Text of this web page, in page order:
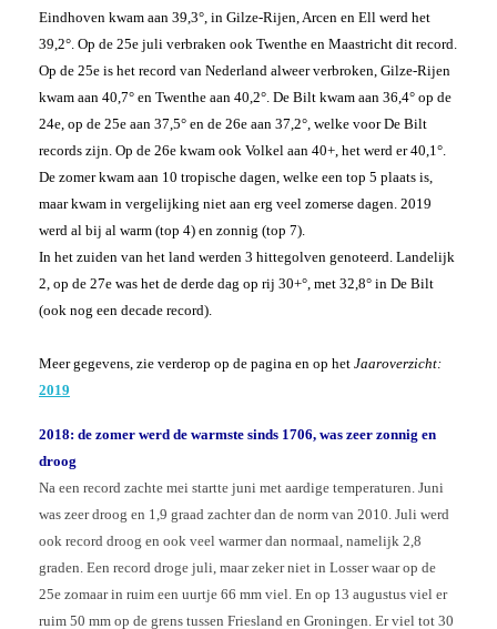
Eindhoven kwam aan 39,3°, in Gilze-Rijen, Arcen en Ell werd het
39,2°. Op de 25e juli verbraken ook Twenthe en Maastricht dit record.
Op de 25e is het record van Nederland alweer verbroken, Gilze-Rijen
kwam aan 40,7° en Twenthe aan 40,2°. De Bilt kwam aan 36,4° op de
24e, op de 25e aan 37,5° en de 26e aan 37,2°, welke voor De Bilt
records zijn. Op de 26e kwam ook Volkel aan 40+, het werd er 40,1°.
De zomer kwam aan 10 tropische dagen, welke een top 5 plaats is,
maar kwam in vergelijking niet aan erg veel zomerse dagen. 2019
werd al bij al warm (top 4) en zonnig (top 7).
In het zuiden van het land werden 3 hittegolven genoteerd. Landelijk
2, op de 27e was het de derde dag op rij 30+°, met 32,8° in De Bilt
(ook nog een decade record).
Meer gegevens, zie verderop op de pagina en op het Jaaroverzicht:
2019
2018: de zomer werd de warmste sinds 1706, was zeer zonnig en
droog
Na een record zachte mei startte juni met aardige temperaturen. Juni
was zeer droog en 1,9 graad zachter dan de norm van 2010. Juli werd
ook record droog en ook veel warmer dan normaal, namelijk 2,8
graden. Een record droge juli, maar zeker niet in Losser waar op de
25e zomaar in ruim een uurtje 66 mm viel. En op 13 augustus viel er
ruim 50 mm op de grens tussen Friesland en Groningen. Er viel tot 30